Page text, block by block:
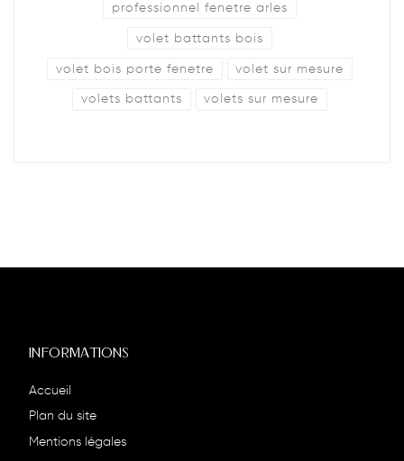
professionnel fenetre arles
volet battants bois
volet bois porte fenetre volet sur mesure
volets battants volets sur mesure
INFORMATIONS
Accueil
Plan du site
Mentions légales